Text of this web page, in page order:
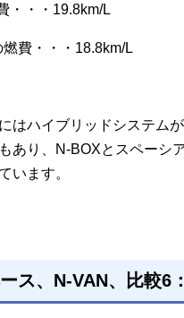
・・・19.8km/L
費・・・18.8km/L
はハイブリッドシステム
あり、N-BOXとスペーシ
います。
ス、N-VAN、比較6